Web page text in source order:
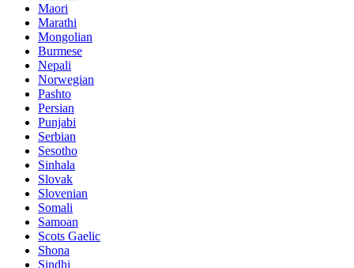
Maori
Marathi
Mongolian
Burmese
Nepali
Norwegian
Pashto
Persian
Punjabi
Serbian
Sesotho
Sinhala
Slovak
Slovenian
Somali
Samoan
Scots Gaelic
Shona
Sindhi